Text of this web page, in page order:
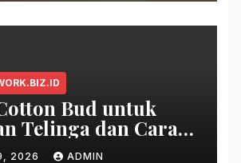
Bud untuk
Telinga dan Cara
yang Benar
2026 ADMIN